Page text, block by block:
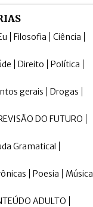
Filosofia Ciência
Direito Política
gerais Drogas
DO FUTURO
Gramatical
Poesia Música
ADULTO